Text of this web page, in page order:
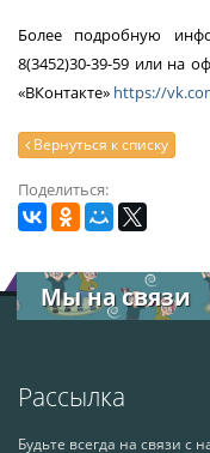
Более подробную
8(3452)30-39-59 или на
«ВКонтакте» https://
Вернуться к списку
Поделиться:
Мы на связи
Рассылка
Будьте всегда на связи с